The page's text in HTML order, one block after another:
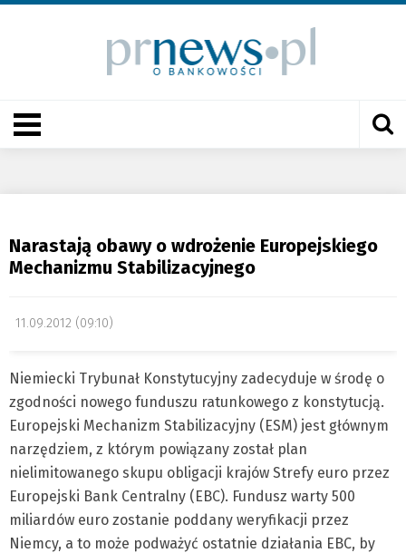
Narastają obawy o wdrożenie Europejskiego
Mechanizmu Stabilizacyjnego
11.09.2012 (09:10)
Niemiecki Trybunał Konstytucyjny zadecyduje w środę o
zgodności nowego funduszu ratunkowego z konstytucją.
Europejski Mechanizm Stabilizacyjny (ESM) jest głównym
narzędziem, z którym powiązany został plan
nielimitowanego skupu obligacji krajów Strefy euro przez
Europejski Bank Centralny (EBC). Fundusz warty 500
miliardów euro zostanie poddany weryfikacji przez
Niemcy, a to może podważyć ostatnie działania EBC, by